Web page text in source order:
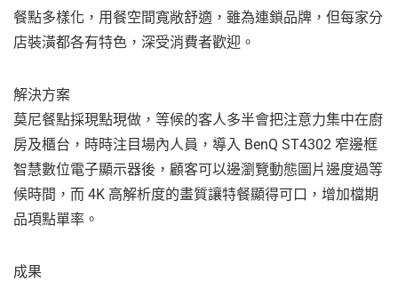
餐點多樣化，用餐空間寬敞舒適，雖為連鎖品牌，但每家分
店裝潢都各有特色，深受消費者歡迎。
解決方案
莫尼餐點採現點現做，等候的客人多半會把注意力集中在廚
房及櫃台，時時注目場內人員，導入 BenQ ST4302 窄邊框
智慧數位電子顯示器後，顧客可以邊瀏覽動態圖片邊度過等
候時間，而 4K 高解析度的畫質讓特餐顯得可口，增加檔期
品項點單率。
成果